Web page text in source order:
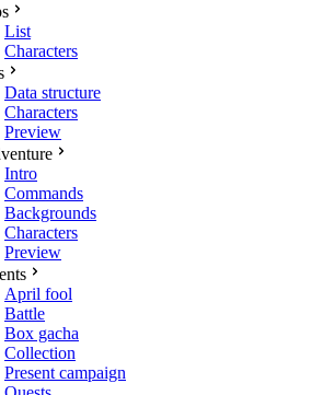
List
Characters
Data structure
Characters
Preview
Intro
Commands
Backgrounds
Characters
Preview
April fool
Battle
Box gacha
Collection
Present campaign